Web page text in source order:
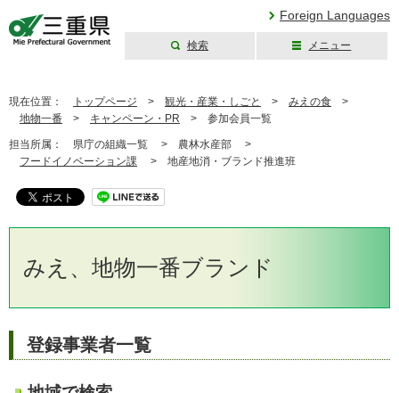
Foreign Languages
検索 メニュー
現在位置： トップページ > 観光・産業・しごと > みえの食 >
地物一番 > キャンペーン・PR > 参加会員一覧
担当所属： 県庁の組織一覧 > 農林水産部 >
フードイノベーション課 > 地産地消・ブランド推進班
みえ、地物一番ブランド
登録事業者一覧